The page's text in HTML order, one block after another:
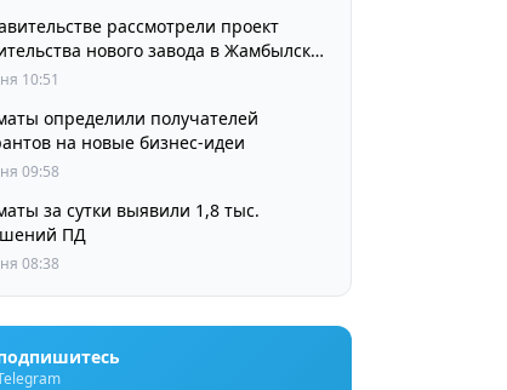
рассмотрели проект
нового завода в Жамбылской
10:51
определили получателей
на новые бизнес-идеи
09:58
за сутки выявили 1,8 тыс.
ПД
08:38